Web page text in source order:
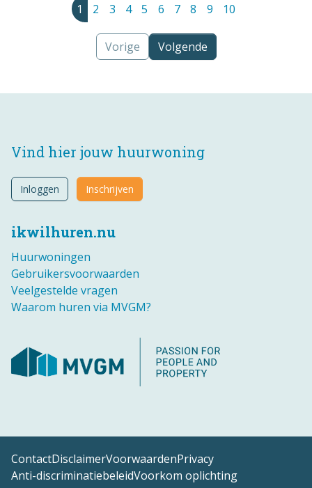
1 2 3 4 5 6 7 8 9 10
Vorige Volgende
ikwilhuren.nu
Huurwoningen
Gebruikersvoorwaarden
Veelgestelde vragen
Waarom huren via MVGM?
Vind hier jouw huurwoning
Inloggen Inschrijven
ContactDisclaimerVoorwaardenPrivacy
Anti-discriminatiebeleidVoorkom oplichting